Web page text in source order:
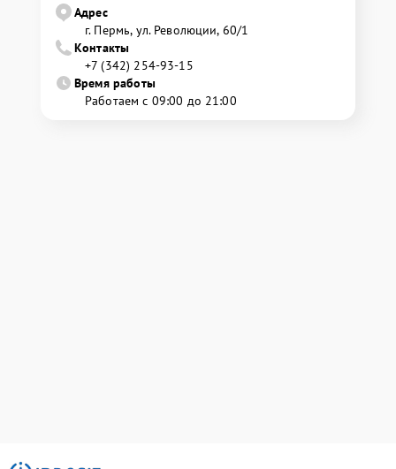
Адрес
г. Пермь, ул. ​Революции, 60/1
Контакты
+7 (342) 254-93-15
Время работы
Работаем с 09:00 до 21:00